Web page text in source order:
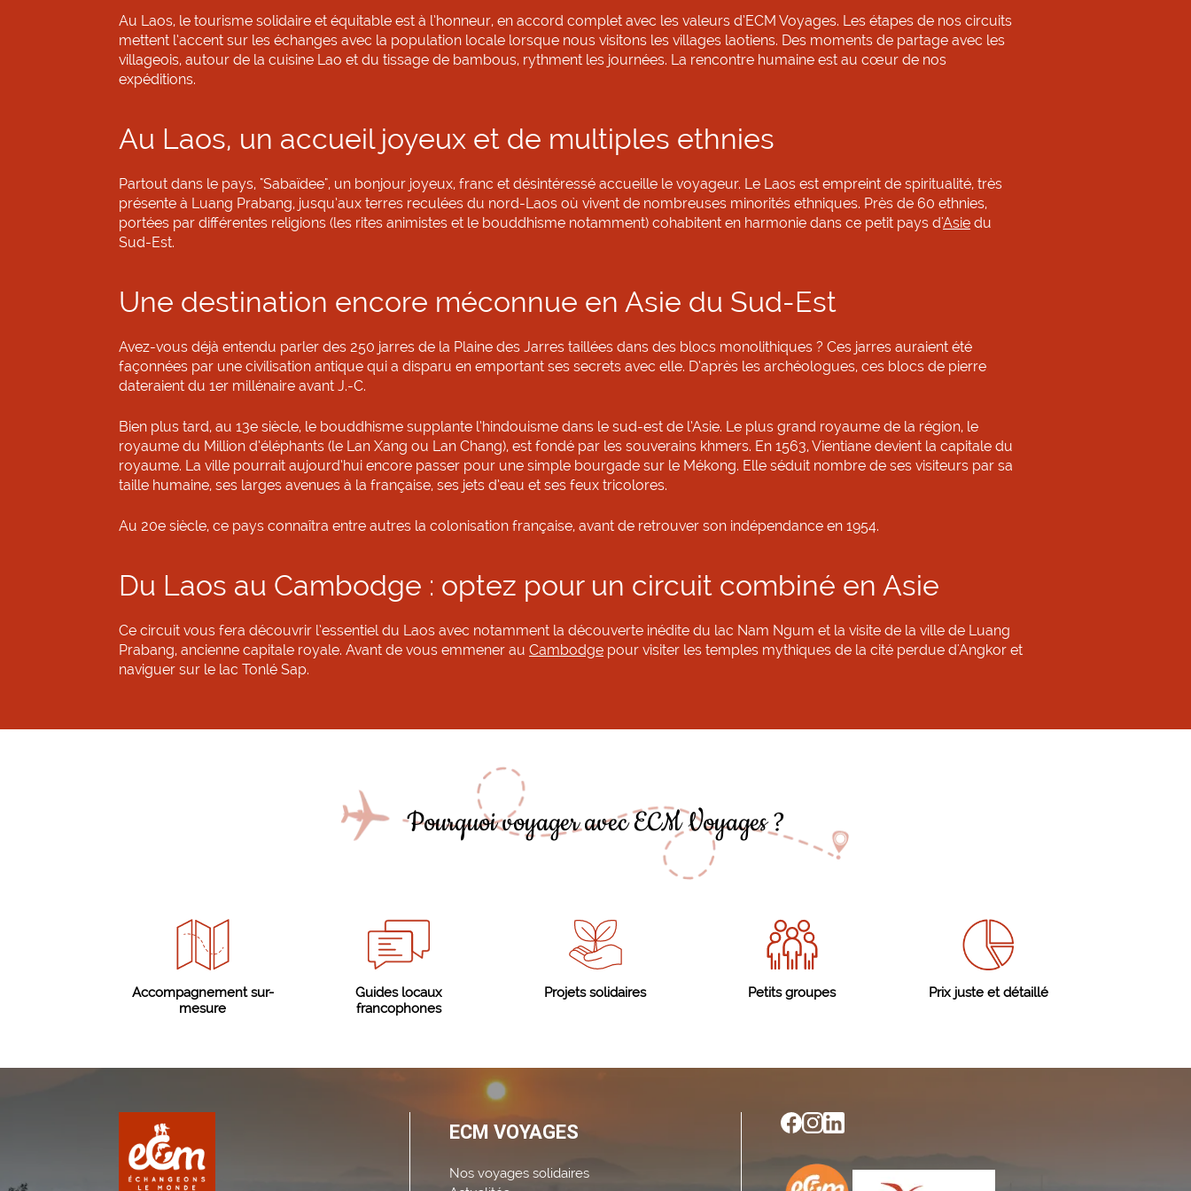
Au Laos, le tourisme solidaire et équitable est à l’honneur, en accord complet avec les valeurs d’ECM Voyages. Les étapes de nos circuits
mettent l’accent sur les échanges avec la population locale lorsque nous visitons les villages laotiens. Des moments de partage avec les
villageois, autour de la cuisine Lao et du tissage de bambous, rythment les journées. La rencontre humaine est au cœur de nos
expéditions.
Au Laos, un accueil joyeux et de multiples ethnies
Partout dans le pays, "Sabaïdee", un bonjour joyeux, franc et désintéressé accueille le voyageur. Le Laos est empreint de spiritualité, très
présente à Luang Prabang, jusqu’aux terres reculées du nord-Laos où vivent de nombreuses minorités ethniques. Près de 60 ethnies,
portées par différentes religions (les rites animistes et le bouddhisme notamment) cohabitent en harmonie dans ce petit pays d'Asie du
Sud-Est.
Une destination encore méconnue en Asie du Sud-Est
Avez-vous déjà entendu parler des 250 jarres de la Plaine des Jarres taillées dans des blocs monolithiques ? Ces jarres auraient été
façonnées par une civilisation antique qui a disparu en emportant ses secrets avec elle. D’après les archéologues, ces blocs de pierre
dateraient du 1er millénaire avant J.-C.
Bien plus tard, au 13e siècle, le bouddhisme supplante l’hindouisme dans le sud-est de l’Asie. Le plus grand royaume de la région, le
royaume du Million d’éléphants (le Lan Xang ou Lan Chang), est fondé par les souverains khmers. En 1563, Vientiane devient la capitale du
royaume. La ville pourrait aujourd’hui encore passer pour une simple bourgade sur le Mékong. Elle séduit nombre de ses visiteurs par sa
taille humaine, ses larges avenues à la française, ses jets d’eau et ses feux tricolores.
Au 20e siècle, ce pays connaîtra entre autres la colonisation française, avant de retrouver son indépendance en 1954.
Du Laos au Cambodge : optez pour un circuit combiné en Asie
Ce circuit vous fera découvrir l’essentiel du Laos avec notamment la découverte inédite du lac Nam Ngum et la visite de la ville de Luang
Prabang, ancienne capitale royale. Avant de vous emmener au Cambodge pour visiter les temples mythiques de la cité perdue d'Angkor et
naviguer sur le lac Tonlé Sap.
Pourquoi voyager avec ECM Voyages ?
Accompagnement sur-
mesure
Guides locaux
francophones
Projets solidaires Petits groupes Prix juste et détaillé
ECM VOYAGES
Nos voyages solidaires